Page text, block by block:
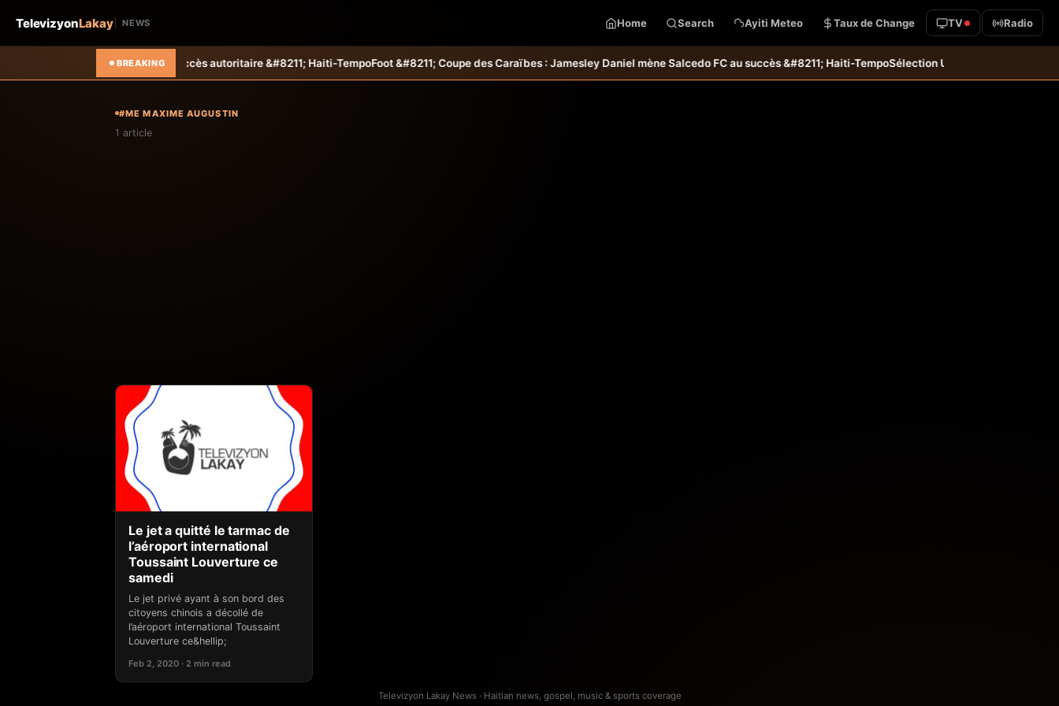
TelevizyonLakay NEWS Home Search Ayiti Meteo Taux de Change TV Radio
BREAKING
sa campagne avec un succès autoritaire &#8211; Haiti-TempoFoot &#8211; Coupe des Caraïbes : Jamesley Daniel mène Salcedo FC au succès &#8211; Haiti-TempoSélection U20 : Haïti s’incline aux tirs au
#ME MAXIME AUGUSTIN
1 article
Le jet a quitté le tarmac de
l’aéroport international
Toussaint Louverture ce
samedi
Le jet privé ayant à son bord des
citoyens chinois a décollé de
l’aéroport international Toussaint
Louverture ce&hellip;
Feb 2, 2020 · 2 min read
Televizyon Lakay News · Haitian news, gospel, music & sports coverage